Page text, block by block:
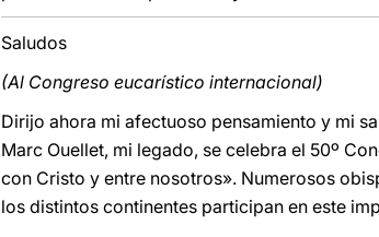
Saludos
(Al Congreso eucarístico internacional)
Dirijo ahora mi afectuoso pensamiento y mi
Marc Ouellet, mi legado, se celebra el 50º
con Cristo y entre nosotros». Numerosos
los distintos continentes participan en este